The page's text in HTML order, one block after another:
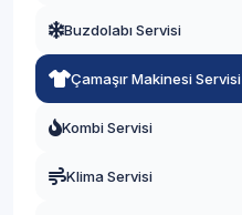
Buzdolabı Servisi
Çamaşır Makinesi Servisi
Kombi Servisi
Klima Servisi